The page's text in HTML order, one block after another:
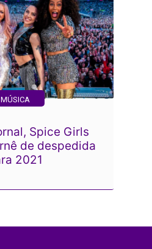
MÚSICA
Spice Girls
de despedida
2021